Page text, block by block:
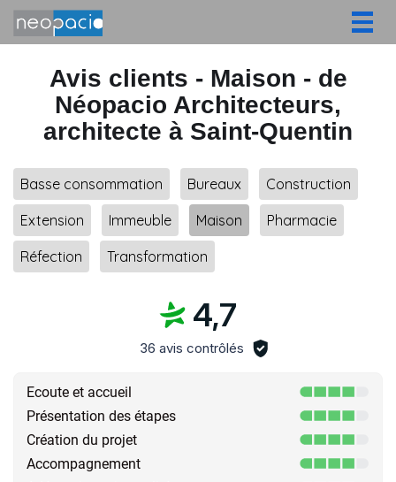
Avis clients - Maison - de
Néopacio Architecteurs,
architecte à Saint-Quentin
Basse consommation Bureaux Construction
Extension Immeuble Maison Pharmacie
Réfection Transformation
4,7
36 avis contrôlés
Ecoute et accueil
Présentation des étapes
Création du projet
Accompagnement